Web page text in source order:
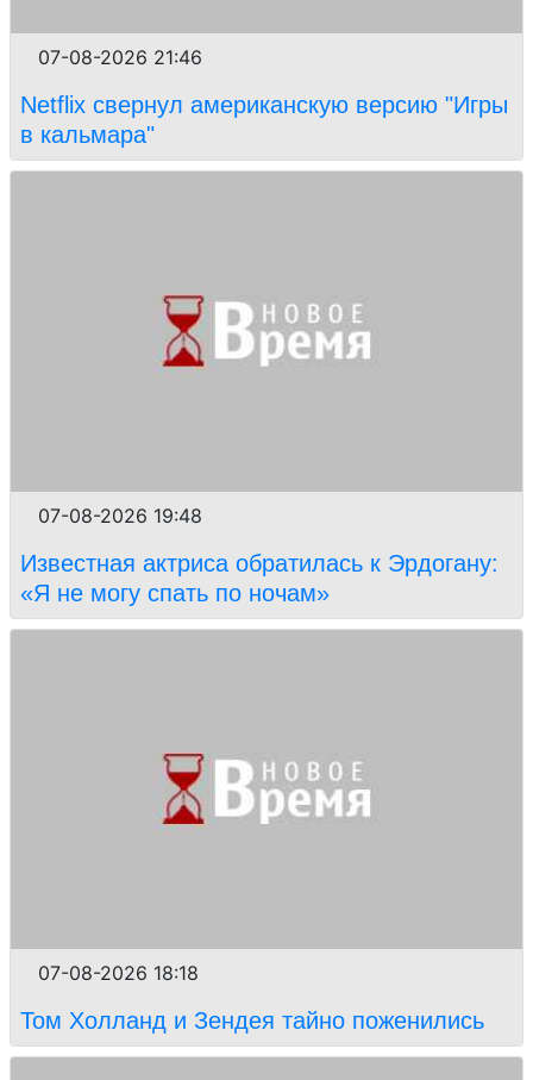
07-08-2026 21:46
Netflix свернул американскую версию "Игры
в кальмара"
07-08-2026 19:48
Известная актриса обратилась к Эрдогану:
«Я не могу спать по ночам»
07-08-2026 18:18
Том Холланд и Зендея тайно поженились